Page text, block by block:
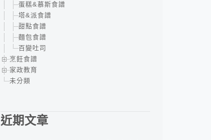
蛋糕&慕斯食譜
塔&派食譜
甜點食譜
麵包食譜
百變吐司
烹飪食譜
家政教育
未分類
近期文章